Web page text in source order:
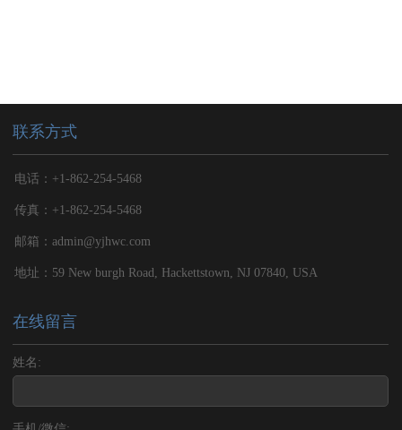
联系方式
电话：+1-862-254-5468
传真：+1-862-254-5468
邮箱：admin@yjhwc.com
地址：59 New burgh Road, Hackettstown, NJ 07840, USA
在线留言
姓名: